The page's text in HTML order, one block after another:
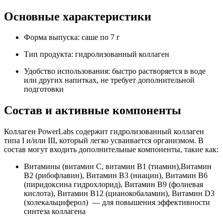
Основные характеристики
Форма выпуска: саше по 7 г
Тип продукта: гидролизованный коллаген
Удобство использования: быстро растворяется в воде
или других напитках, не требует дополнительной
подготовки
Состав и активные компоненты
Коллаген PowerLabs содержит гидролизованный коллаген
типа I и/или III, который легко усваивается организмом. В
состав могут входить дополнительные компоненты, такие как:
Витамины (витамин C, витамин B1 (тиамин),Витамин
B2 (рибофлавин), Витамин B3 (ниацин), Витамин B6
(пиридоксина гидрохлорид), Витамин B9 (фолиевая
кислота), Витамин B12 (цианокобаламин), Витамин D3
(холекальциферол) — для повышения эффективности
синтеза коллагена